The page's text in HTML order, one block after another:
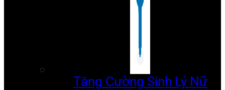
Tăng Cường Sinh Lý Nữ